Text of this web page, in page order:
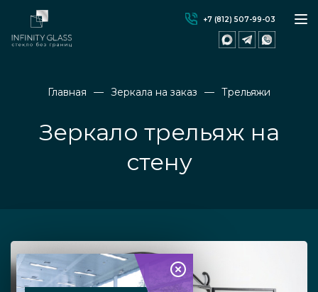
+7 (812) 507-99-03
Главная Зеркала на заказ Трельяжи
Зеркало трельяж на
стену